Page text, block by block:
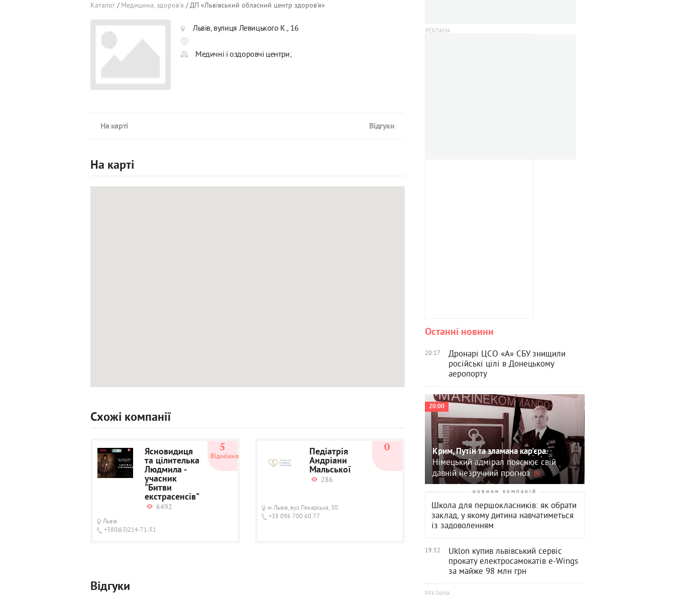
Каталог
Медицина, здоров'я ДП «Львівський обласний центр здоров'я»
Львів, вулиця Левицького К., 16
Медичні і оздоровчі центри;
На карті Відгуки
На карті
Схожі компанії
Ясновидиця
та цілителька
Людмила -
учасник
"Битви
екстрасенсів"
6492
Львів
+380(63)214-71-51
5
Відмінно Педіатрія
Андріани
Мальської
286
м.Львів, вул.Пекарська, 30
+38 096 700 60 77
0
Відгуки
Останні новини
20:17
Дронарі ЦСО «А» СБУ знищили
російські цілі в Донецькому
аеропорту
20:00
Крим, Путін та зламана кар'єра.
Німецький адмірал пояснює свій
давній незручний прогноз
новини компаній
Школа для першокласників: як обрати
заклад, у якому дитина навчатиметься
із задоволенням
19:52
Uklon купив львівський сервіс
прокату електросамокатів e-Wings
за майже 98 млн грн